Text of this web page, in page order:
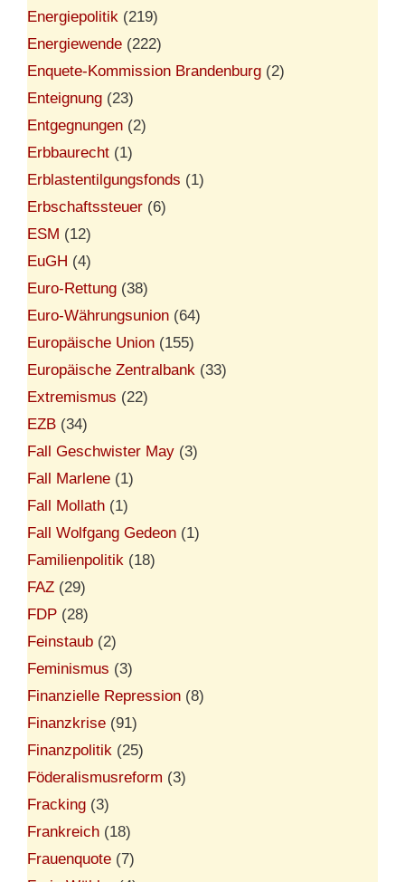
Energiepolitik (219)
Energiewende (222)
Enquete-Kommission Brandenburg (2)
Enteignung (23)
Entgegnungen (2)
Erbbaurecht (1)
Erblastentilgungsfonds (1)
Erbschaftssteuer (6)
ESM (12)
EuGH (4)
Euro-Rettung (38)
Euro-Währungsunion (64)
Europäische Union (155)
Europäische Zentralbank (33)
Extremismus (22)
EZB (34)
Fall Geschwister May (3)
Fall Marlene (1)
Fall Mollath (1)
Fall Wolfgang Gedeon (1)
Familienpolitik (18)
FAZ (29)
FDP (28)
Feinstaub (2)
Feminismus (3)
Finanzielle Repression (8)
Finanzkrise (91)
Finanzpolitik (25)
Föderalismusreform (3)
Fracking (3)
Frankreich (18)
Frauenquote (7)